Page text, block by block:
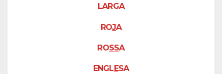
LARGA
ROJA
ROSSA
ENGL ESA